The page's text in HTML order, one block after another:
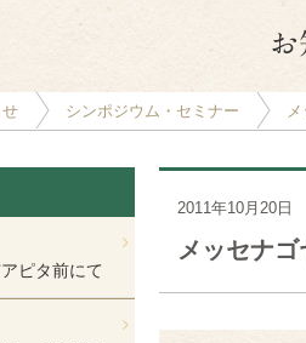
シンポジウム・セミナー
2011年10月20日
メッセナゴ
ピタ前にて